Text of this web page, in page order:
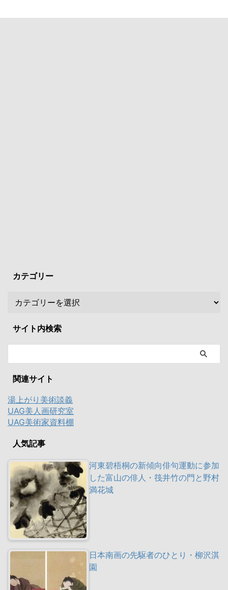
カテゴリー
サイト内検索
関連サイト
湯上がり美術談義
UAG美人画研究室
UAG美術家資料棚
人気記事
河東碧梧桐の新傾向俳句運動に参加
した富山の俳人・筏井竹の門と野村
満花城
日本南画の先駆者のひとり・柳沢淇
園